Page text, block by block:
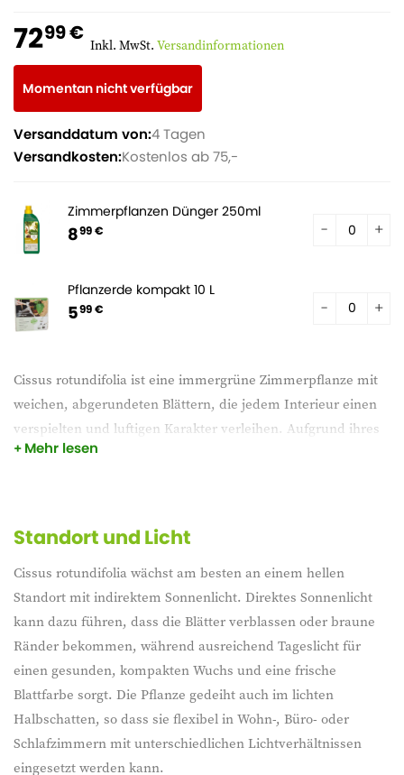
Cissus rotundifolia ist eine immergrüne Zimmerpflanze mit
weichen, abgerundeten Blättern, die jedem Interieur einen
verspielten und luftigen Karakter verleihen. Aufgrund ihres
schlanken Wuchses passt diese Pflanze perfekt in
Atmosphäre.
Dank der charmanten Blattstruktur und der einfachen Pflege
ist Cissus rotundifolia bei Pflanzenliebhabern beliebt, die
eine vielseitige, sanfte Kletterpflanze suchen, die sich in
verschiedenen Räumen gut macht.
Mehr lesen
7299 € Inkl. MwSt. Versandinformationen
Momentan nicht verfügbar
Versanddatum von:4 Tagen
Versandkosten:Kostenlos ab 75,-
Zimmerpflanzen Dünger 250ml
899 €
Pflanzerde kompakt 10 L
599 €
Standort und Licht
Cissus rotundifolia wächst am besten an einem hellen
Standort mit indirektem Sonnenlicht. Direktes Sonnenlicht
kann dazu führen, dass die Blätter verblassen oder braune
Ränder bekommen, während ausreichend Tageslicht für
einen gesunden, kompakten Wuchs und eine frische
Blattfarbe sorgt. Die Pflanze gedeiht auch im lichten
Halbschatten, so dass sie flexibel in Wohn-, Büro- oder
Schlafzimmern mit unterschiedlichen Lichtverhältnissen
eingesetzt werden kann.